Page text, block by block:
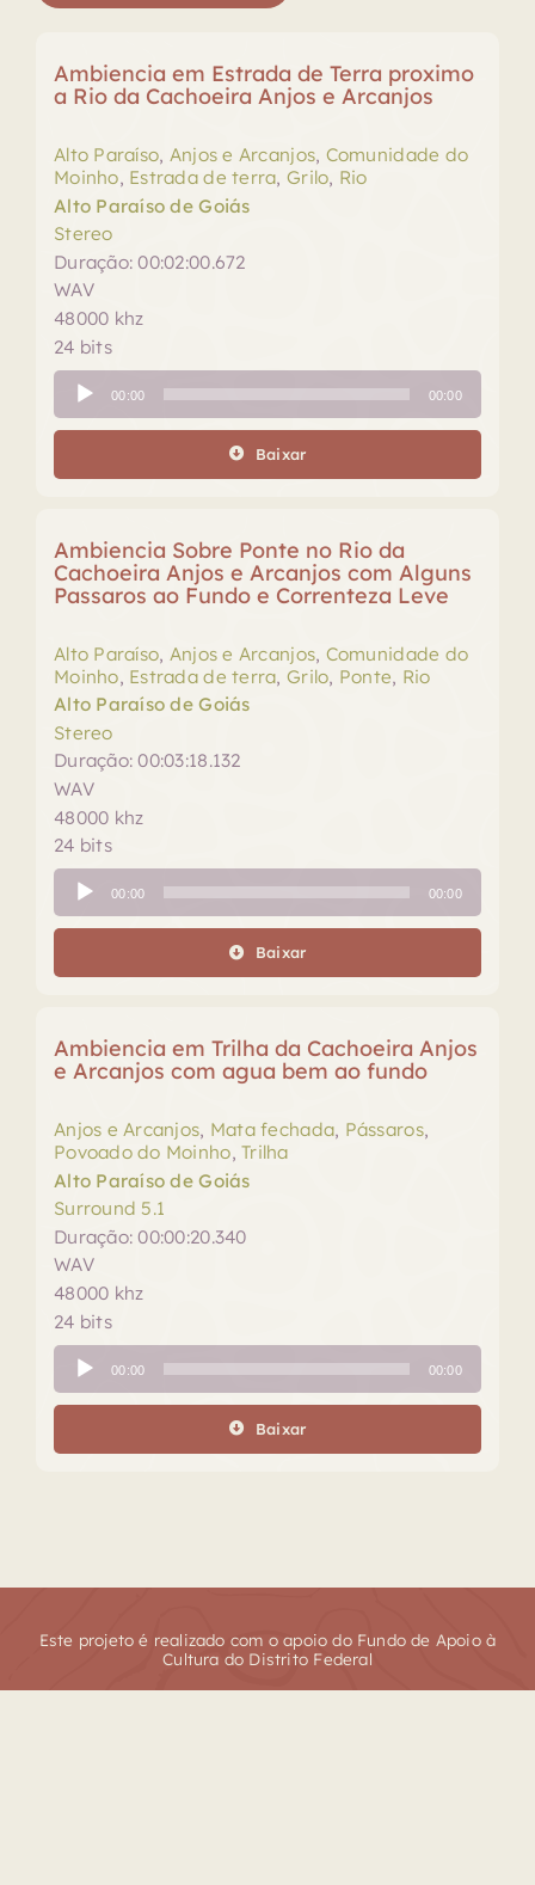
Ambiencia em Estrada de Terra proximo
a Rio da Cachoeira Anjos e Arcanjos
Alto Paraíso, Anjos e Arcanjos, Comunidade do
Moinho, Estrada de terra,Grilo, Rio
Alto Paraíso de Goiás
Stereo
Duração: 00:02:00.672
WAV
48000 khz
24 bits
Tocador
de
áudio
00:00 00:00
Baixar
Ambiencia Sobre Ponte no Rio da
Cachoeira Anjos e Arcanjos com Alguns
Passaros ao Fundo e Correnteza Leve
Alto Paraíso, Anjos e Arcanjos, Comunidade do
Moinho, Estrada de terra,Grilo, Ponte, Rio
Alto Paraíso de Goiás
Stereo
Duração: 00:03:18.132
WAV
48000 khz
24 bits
Tocador
de
áudio
00:00 00:00
Baixar
Ambiencia em Trilha da Cachoeira Anjos
e Arcanjos com agua bem ao fundo
Anjos e Arcanjos, Mata fechada, Pássaros,
Povoado do Moinho,Trilha
Alto Paraíso de Goiás
Surround 5.1
Duração: 00:00:20.340
WAV
48000 khz
24 bits
Tocador
de
áudio
00:00 00:00
Baixar
Este projeto é realizado com o apoio do Fundo de Apoio à
Cultura do Distrito Federal